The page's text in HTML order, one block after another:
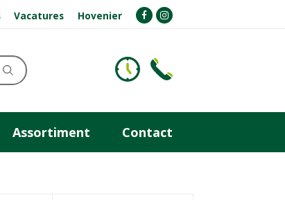
Vacatures Hovenier
Assortiment Contact